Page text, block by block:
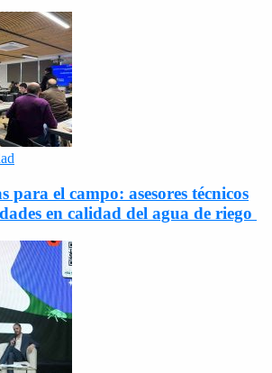
para el campo: asesores técnicos
en calidad del agua de riego